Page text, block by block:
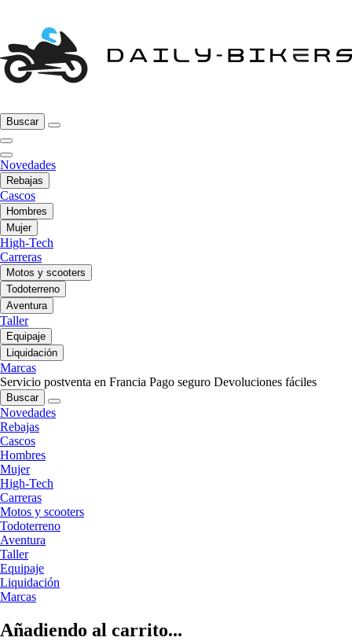
Buscar
Novedades
Rebajas
Cascos
Hombres
Mujer
High-Tech
Carreras
Motos y scooters
Todoterreno
Aventura
Taller
Equipaje
Liquidación
Marcas
Servicio postventa en Francia Pago seguro Devoluciones fáciles
Buscar
Novedades
Rebajas
Cascos
Hombres
Mujer
High-Tech
Carreras
Motos y scooters
Todoterreno
Aventura
Taller
Equipaje
Liquidación
Marcas
Añadiendo al carrito...